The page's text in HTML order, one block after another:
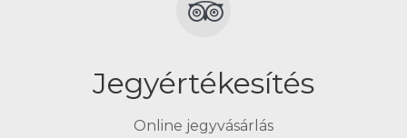
Jegyértékesítés
Online jegyvásárlás